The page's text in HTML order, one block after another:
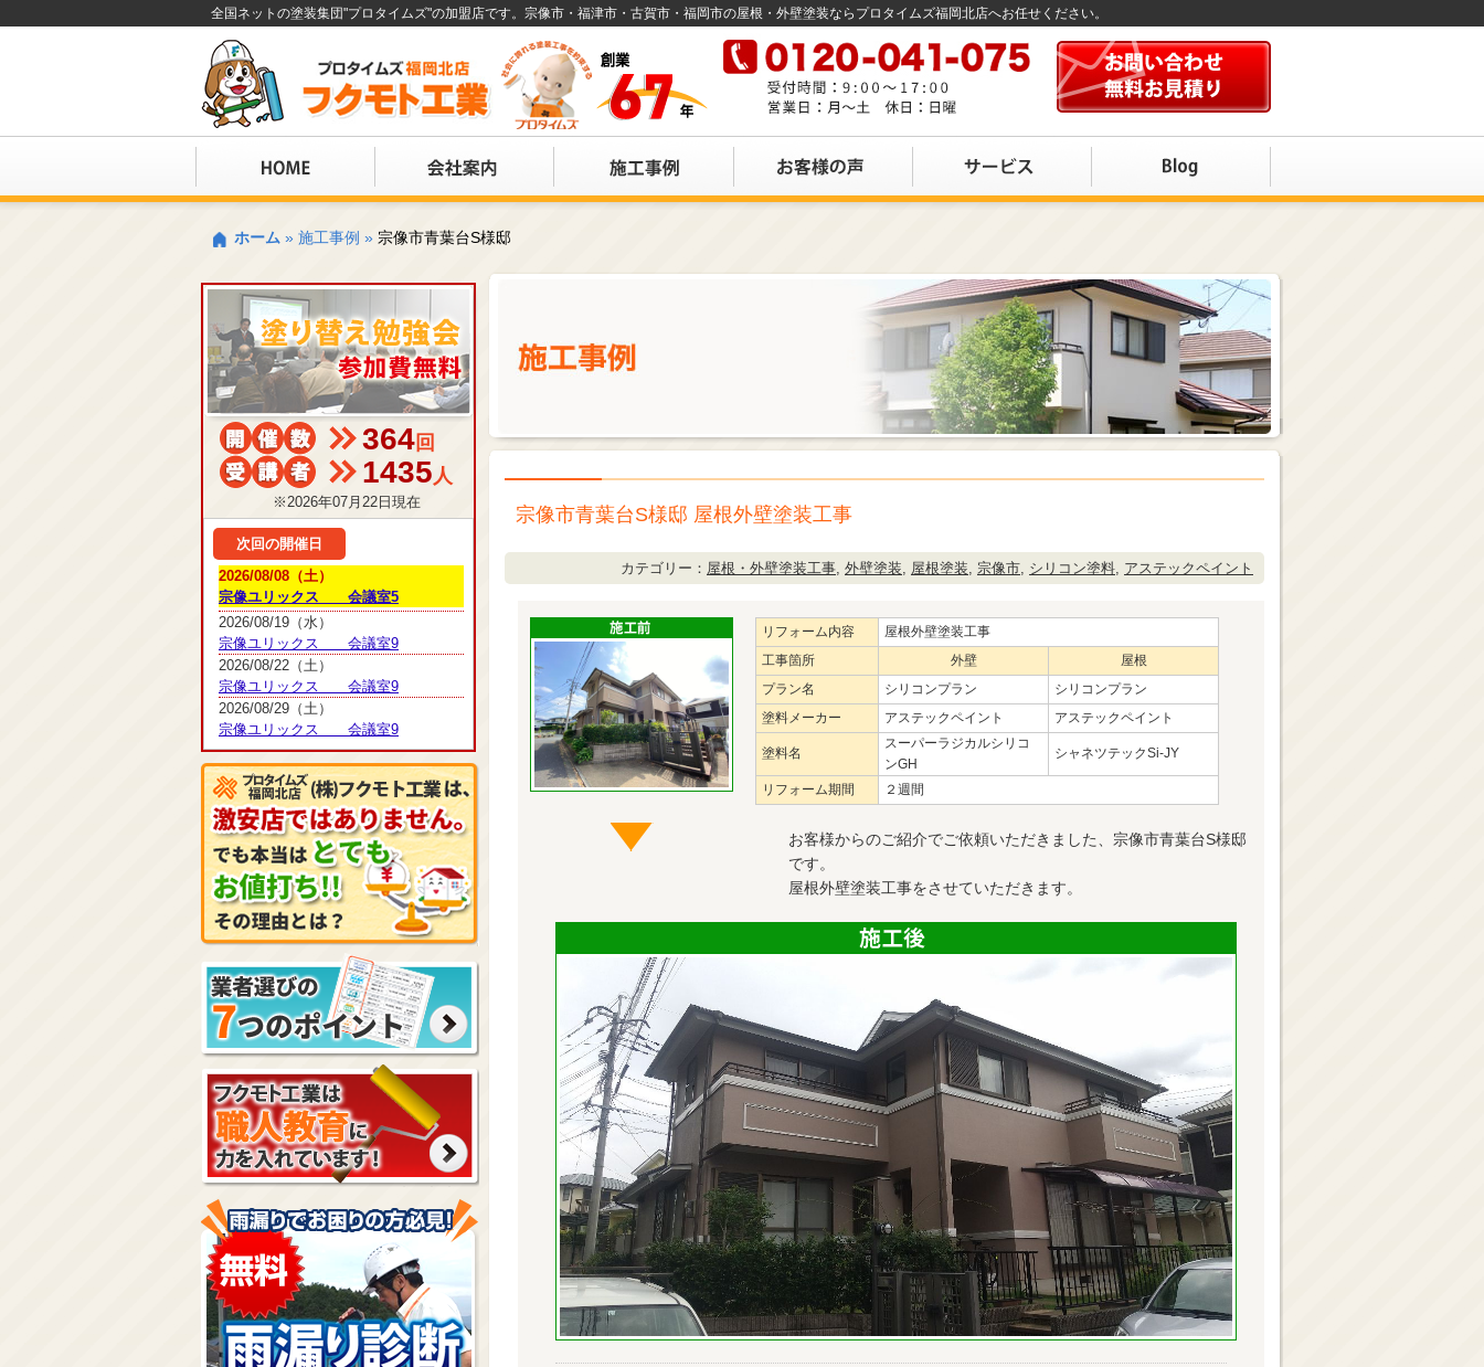
全国ネットの塗装集団"プロタイムズ"の加盟店です。宗像市・福津市・古賀市・福岡市の屋根・外壁塗装ならプロタイムズ福岡北店へお任せください。
ホーム » 施工事例 » 宗像市青葉台S様邸
宗像市青葉台S様邸 屋根外壁塗装工事
カテゴリー： 屋根・外壁塗装工事, 外壁塗装, 屋根塗装, 宗像市, シリコン塗料, アステックペイント
リフォーム内容
屋根外壁塗装工事
工事箇所
外壁
屋根
プラン名
シリコンプラン
シリコンプラン
塗料メーカー
アステックペイント アステックペイント
塗料名
スーパーラジカルシリコ
ンGH
シャネツテックSi-JY
リフォーム期間 ２週間
お客様からのご紹介でご依頼いただきました、宗像市青葉台S様邸
です。
屋根外壁塗装工事をさせていただきます。
364回
1435人
※2026年07月22日現在
次回の開催日
2026/08/08（土）
宗像ユリックス 会議室5
2026/08/19（水）
宗像ユリックス 会議室9
2026/08/22（土）
宗像ユリックス 会議室9
2026/08/29（土）
宗像ユリックス 会議室9